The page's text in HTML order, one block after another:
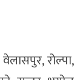
वेलासपुर, रोल्पा,